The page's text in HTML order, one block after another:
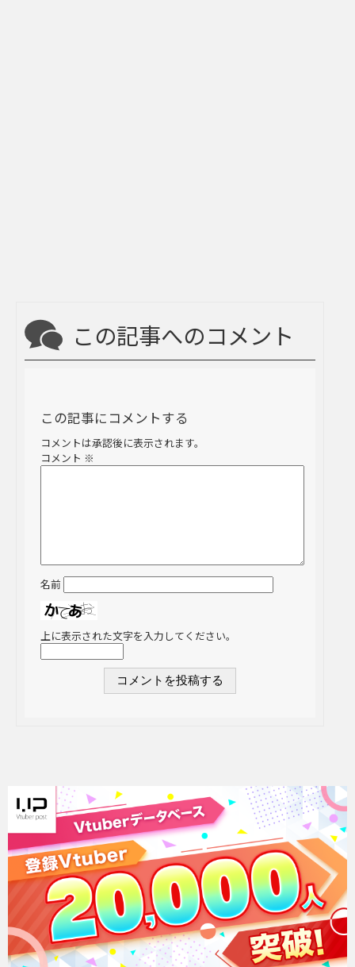
この記事へのコメント
この記事にコメントする
コメントは承認後に表示されます。
コメント ※
名前
上に表示された文字を入力してください。